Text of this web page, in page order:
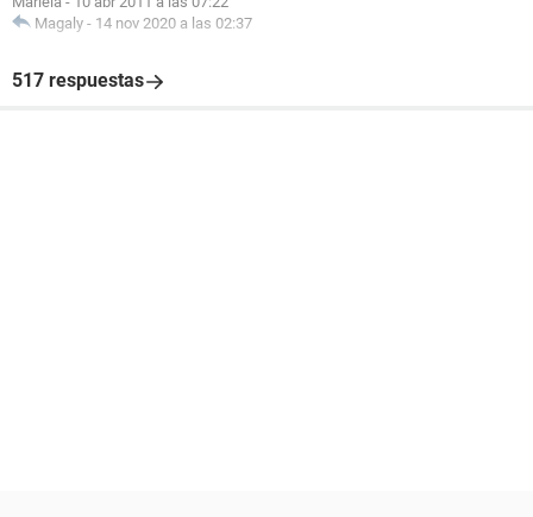
Magaly - 14 nov 2020 a las 02:37
517 respuestas